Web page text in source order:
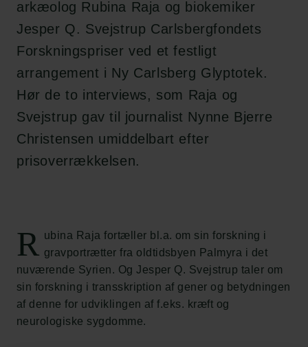
arkæolog Rubina Raja og biokemiker
Jesper Q. Svejstrup Carlsbergfondets
Forskningspriser ved et festligt
arrangement i Ny Carlsberg Glyptotek.
Hør de to interviews, som Raja og
Svejstrup gav til journalist Nynne Bjerre
Christensen umiddelbart efter
prisoverrækkelsen.
R
ubina Raja fortæller bl.a. om sin forskning i
gravportrætter fra oldtidsbyen Palmyra i det
nuværende Syrien. Og Jesper Q. Svejstrup taler om
sin forskning i transskription af gener og betydningen
af denne for udviklingen af f.eks. kræft og
neurologiske sygdomme.